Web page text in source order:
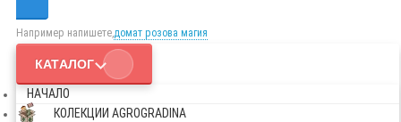
Например напишете,домат розова магия
КАТАЛОГ
НАЧАЛО
КОЛЕКЦИИ AGROGRADINA